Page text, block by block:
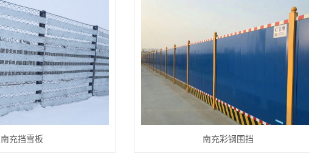
南充挡雪板 南充彩钢围挡